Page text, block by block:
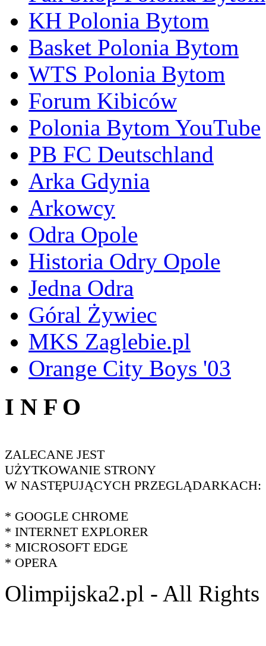
KH Polonia Bytom
Basket Polonia Bytom
WTS Polonia Bytom
Forum Kibiców
Polonia Bytom YouTube
PB FC Deutschland
Arka Gdynia
Arkowcy
Odra Opole
Historia Odry Opole
Jedna Odra
Góral Żywiec
MKS Zaglebie.pl
Orange City Boys '03
I N F O
ZALECANE JEST
UŻYTKOWANIE STRONY
W NASTĘPUJĄCYCH PRZEGLĄDARKACH:
* GOOGLE CHROME
* INTERNET EXPLORER
* MICROSOFT EDGE
* OPERA
Olimpijska2.pl - All Rights